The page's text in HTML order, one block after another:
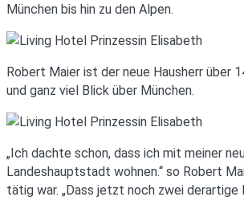
München bis hin zu den Alpen.
Robert Maier ist der neue Hausherr über
und ganz viel Blick über München.
„Ich dachte schon, dass ich mit meiner
Landeshauptstadt wohnen.“ so Robert
tätig war. „Dass jetzt noch zwei derartige